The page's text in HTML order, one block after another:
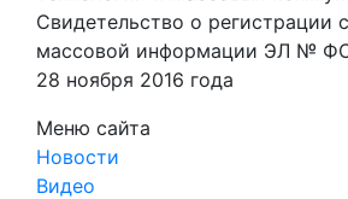
Свидетельство о регистрации
массовой информации ЭЛ №
28 ноября 2016 года
Меню сайта
Новости
Видео